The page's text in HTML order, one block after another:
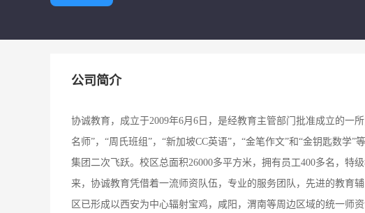
公司简介
协诚教育，成立于2009年6月6日，是经教育主管部门批准成立的一
名师”，“周氏班组”，“新加坡CC英语”，“金笔作文”和“金钥匙数学
集团二次飞跃。校区总面积26000多平方米，拥有员工400多名，特
来，协诚教育凭借着一流师资队伍，专业的服务团队，先进的教育
区已形成以西安为中心辐射宝鸡，咸阳，渭南等周边区域的统一师